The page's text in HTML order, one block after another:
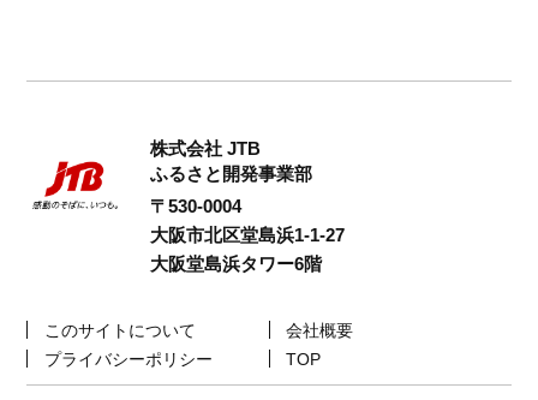
株式会社 JTB
ふるさと開発事業部
〒530-0004
大阪市北区堂島浜1-1-27
大阪堂島浜タワー6階
このサイトについて
会社概要
プライバシーポリシー
TOP